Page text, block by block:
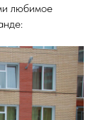
любимое